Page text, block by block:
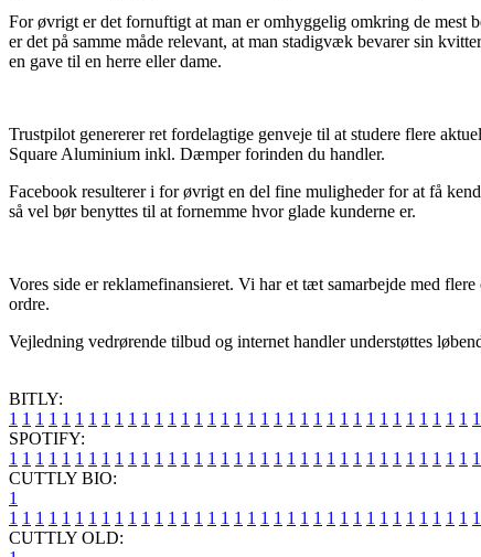
For øvrigt er det fornuftigt at man er omhyggelig omkring de mest
er det på samme måde relevant, at man stadigvæk bevarer sin
en gave til en herre eller dame.
Trustpilot genererer ret fordelagtige genveje til at studere flere
Square Aluminium inkl. Dæmper forinden du handler.
Facebook resulterer i for øvrigt en del fine muligheder for at få
så vel bør benyttes til at fornemme hvor glade kunderne er.
Vores side er reklamefinansieret. Vi har et tæt samarbejde med
ordre.
Vejledning vedrørende tilbud og internet handler understøttes
BITLY:
1 1 1 1 1 1 1 1 1 1 1 1 1 1 1 1 1 1 1 1 1 1 1 1 1 1 1 1 1 1 1 1 1 1 1 1
SPOTIFY:
1 1 1 1 1 1 1 1 1 1 1 1 1 1 1 1 1 1 1 1 1 1 1 1 1 1 1 1 1 1 1 1 1 1 1 1
CUTTLY BIO:
1
1 1 1 1 1 1 1 1 1 1 1 1 1 1 1 1 1 1 1 1 1 1 1 1 1 1 1 1 1 1 1 1 1 1 1 1
CUTTLY OLD: